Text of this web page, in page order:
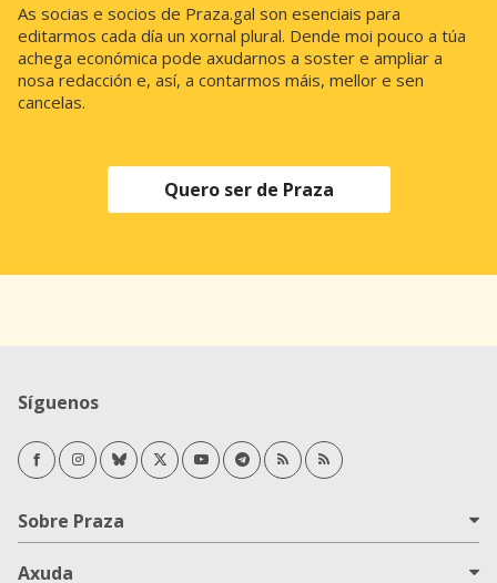
As socias e socios de Praza.gal son esenciais para
editarmos cada día un xornal plural. Dende moi pouco a túa
achega económica pode axudarnos a soster e ampliar a
nosa redacción e, así, a contarmos máis, mellor e sen
cancelas.
Quero ser de Praza
Síguenos
FacebookInstagramBlueskyTwitter/XYoutubeTelegramRSS NovasRSS Opinión
Sobre Praza
Axuda